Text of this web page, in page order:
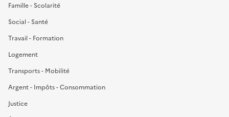
Famille - Scolarité
Social - Santé
Travail - Formation
Logement
Transports - Mobilité
Argent - Impôts - Consommation
Justice